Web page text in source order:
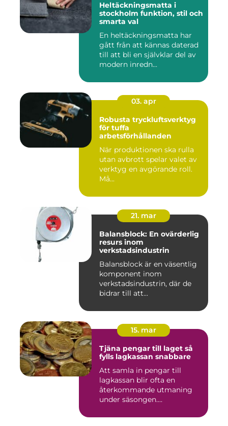
Heltäckningsmatta i
stockholm funktion, stil och
smarta val
En heltäckningsmatta har
gått från att kännas daterad
till att bli en självklar del av
modern inredn...
03. apr
Robusta tryckluftsverktyg
för tuffa
arbetsförhållanden
När produktionen ska rulla
utan avbrott spelar valet av
verktyg en avgörande roll.
Må...
21. mar
Balansblock: En ovärderlig
resurs inom
verkstadsindustrin
Balansblock är en väsentlig
komponent inom
verkstadsindustrin, där de
bidrar till att...
15. mar
Tjäna pengar till laget så
fylls lagkassan snabbare
Att samla in pengar till
lagkassan blir ofta en
återkommande utmaning
under säsongen.